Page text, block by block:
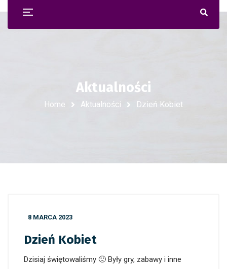
Aktualności
Home Aktualności Dzień Kobiet
8 MARCA 2023
Dzień Kobiet
Dzisiaj świętowaliśmy 🙂 Były gry, zabawy i inne